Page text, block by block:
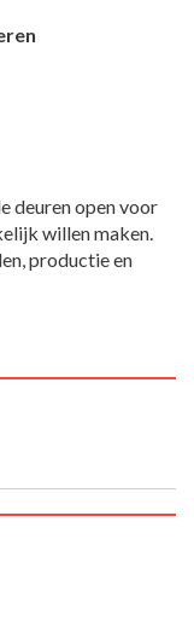
deuren open voor
willen maken.
productie en